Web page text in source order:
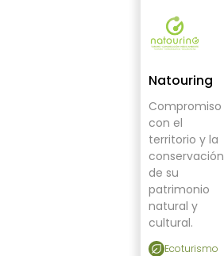
Natouring
Compromiso
con el
territorio y la
conservación
de su
patrimonio
natural y
cultural.
Ecoturismo